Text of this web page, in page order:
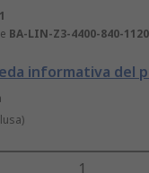
BA-LIN-Z3-4400-840-
informativa del